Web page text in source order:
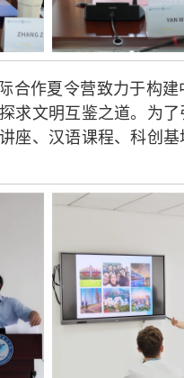
作夏令营致力于构建
求文明互鉴之道。为
座、汉语课程、科创